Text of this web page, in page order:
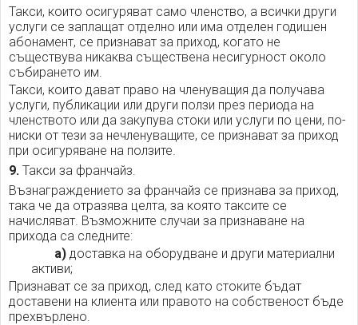
Такси, които осигуряват само членство, а всички други
услуги се заплащат отделно или има отделен годишен
абонамент, се признават за приход, когато не
съществува никаква съществена несигурност около
събирането им.
Такси, които дават право на членуващия да получава
услуги, публикации или други ползи през периода на
членството или да закупува стоки или услуги по цени, по-
ниски от тези за нечленуващите, се признават за приход
при осигуряване на ползите.
9. Такси за франчайз.
Възнаграждението за франчайз се признава за приход,
така че да отразява целта, за която таксите се
начисляват. Възможните случаи за признаване на
прихода са следните:
а)доставка на оборудване и други материални
активи;
Признават се за приход, след като стоките бъдат
доставени на клиента или правото на собственост бъде
прехвърлено.